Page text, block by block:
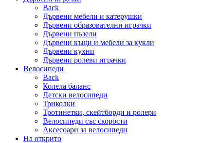
Back
Дървени мебели и катерушки
Дървени образователни играчки
Дървени пъзели
Дървени къщи и мебели за кукли
Дървени кухни
Дървени ролеви играчки
Велосипеди
Back
Колела баланс
Детски велосипеди
Триколки
Тротинетки, скейтборди и ролери
Велосипеди със скорости
Аксесоари за велосипеди
На открито